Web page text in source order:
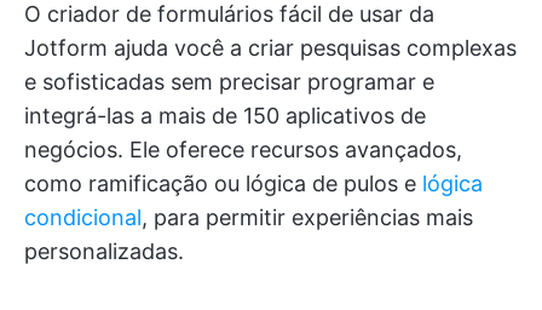
O criador de formulários fácil de usar da
Jotform ajuda você a criar pesquisas complexas
e sofisticadas sem precisar programar e
integrá-las a mais de 150 aplicativos de
negócios. Ele oferece recursos avançados,
como ramificação ou lógica de pulos e lógica
condicional, para permitir experiências mais
personalizadas.